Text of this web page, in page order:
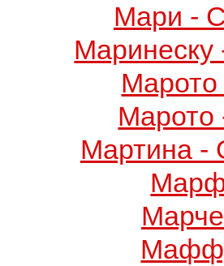
Мари -
Марото
Марото
Мартина -